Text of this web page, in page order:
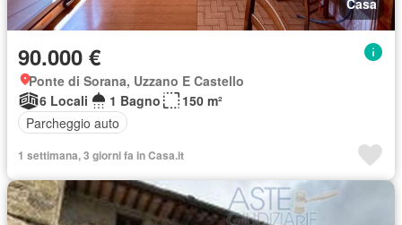
Casa
90.000 €
Ponte di Sorana, Uzzano E Castello
6 Locali
1 Bagno
150 m²
Parcheggio auto
1 settimana, 3 giorni fa in Casa.it